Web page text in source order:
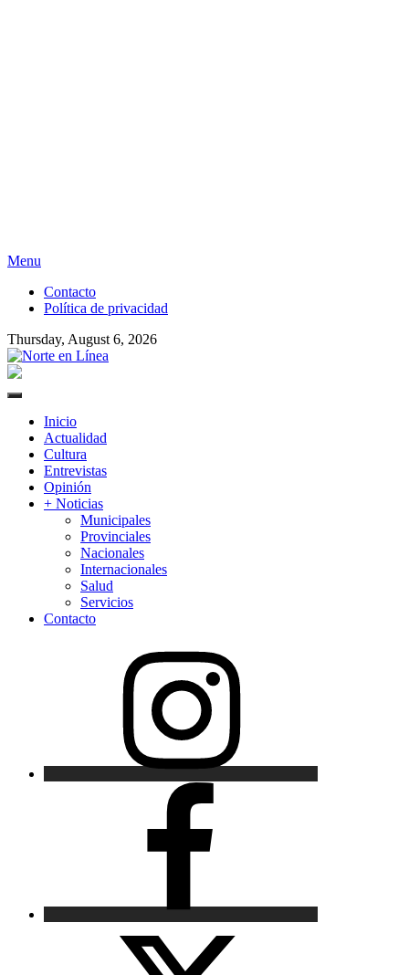
Skip
content
Menu
Contacto
Política de privacidad
Thursday, August 6, 2026
Primary
Inicio
Actualidad
Cultura
Entrevistas
Opinión
+ Noticias
Municipales
Provinciales
Nacionales
Internacionales
Salud
Servicios
Contacto